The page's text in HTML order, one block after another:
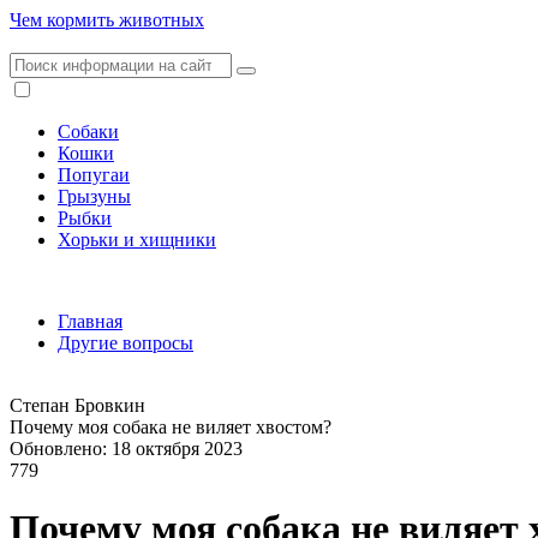
Чем кормить животных
Собаки
Кошки
Попугаи
Грызуны
Рыбки
Хорьки и хищники
Главная
Другие вопросы
Степан Бровкин
Почему моя собака не виляет хвостом?
Обновлено: 18 октября 2023
779
Почему моя собака не виляет